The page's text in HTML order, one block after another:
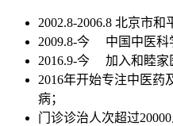
2002.8-2006.8 北京市和
2009.8-今 中国中医科
2016.9-今 加入和睦家
2016年开始专注中医药
病；
门诊诊治人次超过